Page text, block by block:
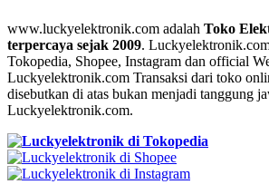
www.luckyelektronik.com adalah Toko
terpercaya sejak 2009.
Tokopedia, Shopee, Instagram dan official
Luckyelektronik.com Transaksi dari toko
disebutkan di atas bukan menjadi tanggung
Luckyelektronik.com.